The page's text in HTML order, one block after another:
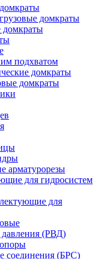
домкраты
домкраты
подхватом
домкраты
домкраты
арматурорезы
для гидросистем
для
давления (РВД)
соединения (БРС)